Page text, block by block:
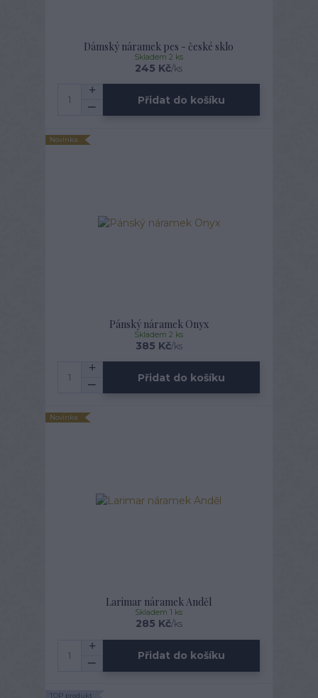
Dámský náramek pes - české sklo
245 Kč/ks
Skladem 2 ks
Přidat do košíku
Novinka
Pánský náramek Onyx
385 Kč/ks
Skladem 2 ks
Přidat do košíku
Novinka
Larimar náramek Anděl
285 Kč/ks
Skladem 1 ks
Přidat do košíku
TOP produkt